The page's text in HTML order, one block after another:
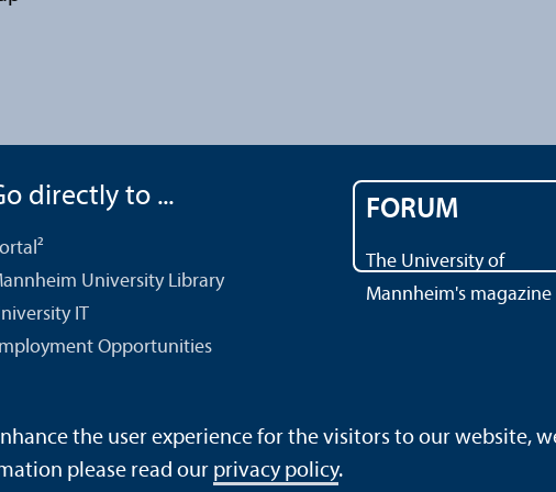
directly to ...
University Library
IT
Opportunities
FORUM
The University of
Mannheim's magazine
Sitemap
the user experience for the visitors to our website,
please read our privacy policy.